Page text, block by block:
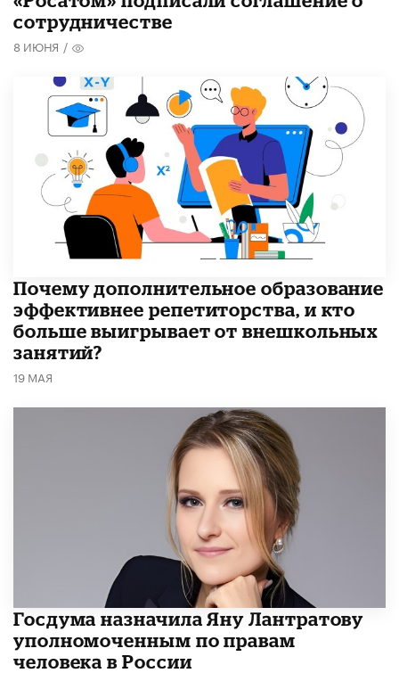
сотрудничестве
8 ИЮНЯ /
​Почему дополнительное образование
эффективнее репетиторства, и кто
больше выигрывает от внешкольных
занятий?
19 МАЯ
Госдума назначила Яну Лантратову
уполномоченным по правам
человека в России